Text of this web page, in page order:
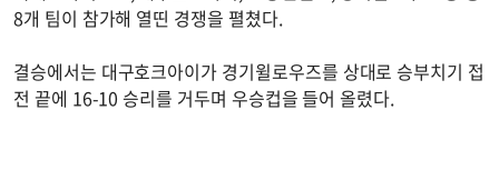
8개 팀이 참가해 열띤 경쟁을 펼쳤다.
결승에서는 대구호크아이가 경기윌로우즈를 상대로 승부치기 접
전 끝에 16-10 승리를 거두며 우승컵을 들어 올렸다.